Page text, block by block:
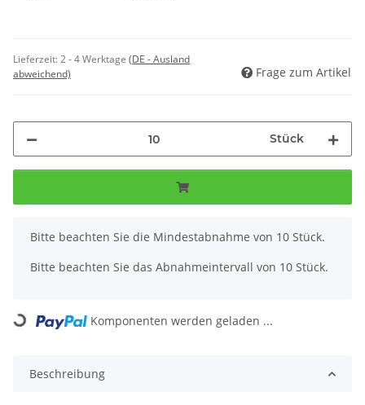
Lieferzeit:2 - 4 Werktage (DE - Ausland
abweichend)
Frage zum Artikel
Stück
x
Bitte beachten Sie die Mindestabnahme von 10 Stück.
Bitte beachten Sie das Abnahmeintervall von 10 Stück.
Loading... Komponenten werden geladen ...
Beschreibung